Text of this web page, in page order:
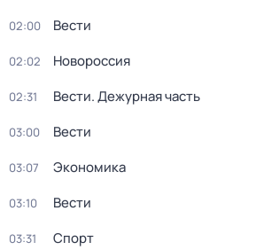
02:00 Вести
02:02 Новороссия
02:31 Вести. Дежурная часть
03:00 Вести
03:07 Экономика
03:10 Вести
03:31 Спорт